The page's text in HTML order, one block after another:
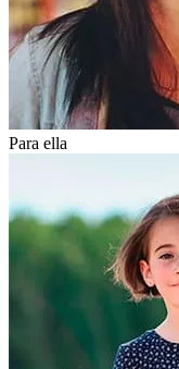
Para ella